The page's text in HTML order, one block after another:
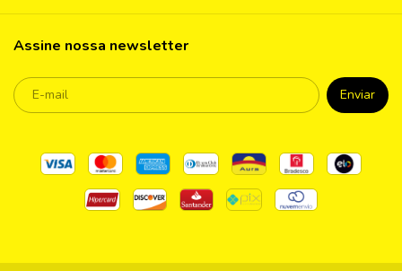
Assine nossa newsletter